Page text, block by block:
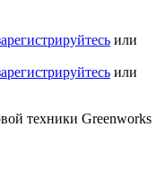
или
или
техники Greenworks